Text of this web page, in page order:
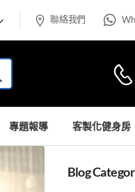
聯絡我們
專題報導 客製化健身房
Blog